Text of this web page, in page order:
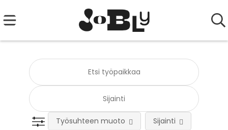
Työsuhteen muoto Sijainti